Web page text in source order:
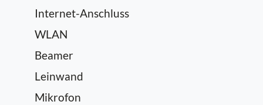
Internet-Anschluss
WLAN
Beamer
Leinwand
Mikrofon